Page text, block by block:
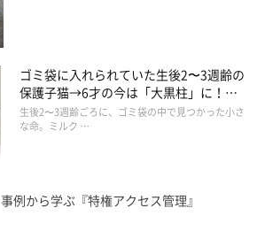
この投稿をInstagramで見る
ゴミ袋に入れられていた生後2〜3週齢の
保護子猫→6才の今は「大黒柱」に！
美しい黒猫に成長した姿にグッとくる
生後2〜3週齢ごろに、ゴミ袋の中で見つかった小さ
な命。ミルク …
事例から学ぶ『特権アクセス管理』